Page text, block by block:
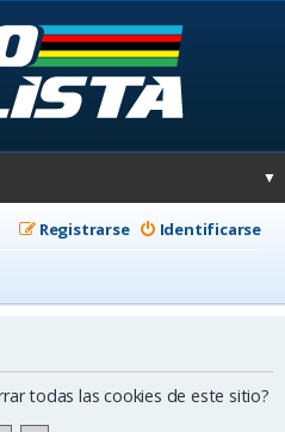
▼
Identificarse
Registrarse
todas las cookies de este sitio?